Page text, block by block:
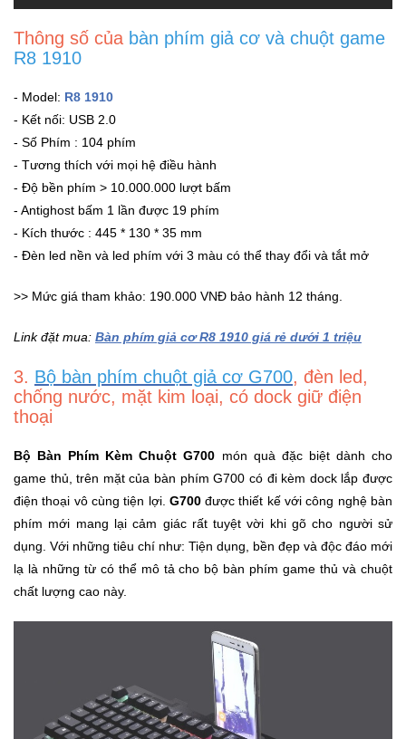
Thông số của bàn phím giả cơ và chuột game
R8 1910
- Model: R8 1910
- Kết nối: USB 2.0
- Số Phím : 104 phím
- Tương thích với mọi hệ điều hành
- Độ bền phím > 10.000.000 lượt bấm
- Antighost bấm 1 lần được 19 phím
- Kích thước : 445 * 130 * 35 mm
- Đèn led nền và led phím với 3 màu có thể thay đổi và tắt mở
>> Mức giá tham khảo: 190.000 VNĐ bảo hành 12 tháng.
Link đặt mua: Bàn phím giả cơ R8 1910 giá rẻ dưới 1 triệu
3. Bộ bàn phím chuột giả cơ G700, đèn led,
chống nước, mặt kim loại, có dock giữ điện
thoại
Bộ Bàn Phím Kèm Chuột G700 món quà đặc biệt dành cho
game thủ, trên mặt của bàn phím G700 có đi kèm dock lắp được
điện thoại vô cùng tiện lợi. G700được thiết kế với công nghệ bàn
phím mới mang lại cảm giác rất tuyệt vời khi gõ cho người sử
dụng. Với những tiêu chí như: Tiện dụng, bền đẹp và độc đáo mới
lạ là những từ có thể mô tả cho bộ bàn phím game thủ và chuột
chất lượng cao này.